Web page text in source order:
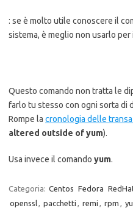
: se è molto utile conoscere il
sistema, è meglio non usarlo
Questo comando non tratta le
farlo tu stesso con ogni sorta di
Rompe la cronologia delle
altered outside of yum).
Usa invece il comando yum.
Categoria: Centos Fedora
openssl, pacchetti , remi , rpm ,